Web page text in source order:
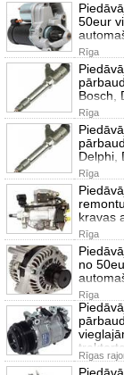
50eur
Rīga
Bosch,
Rīga
Delphi,
Rīga
kravas
Rīga
no
Rīga
Rīgas